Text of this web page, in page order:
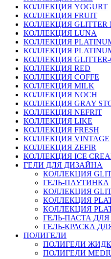
КОЛЛЕКЦИЯ YOGURT
КОЛЛЕКЦИЯ FRUIT
КОЛЛЕКЦИЯ GLITTER
КОЛЛЕКЦИЯ LUNA
КОЛЛЕКЦИЯ
КОЛЛЕКЦИЯ
КОЛЛЕКЦИЯ GLITTER-
КОЛЛЕКЦИЯ RED
КОЛЛЕКЦИЯ COFFE
КОЛЛЕКЦИЯ MILK
КОЛЛЕКЦИЯ NOCH
КОЛЛЕКЦИЯ GRAY
КОЛЛЕКЦИЯ NEFRIT
КОЛЛЕКЦИЯ LIKE
КОЛЛЕКЦИЯ FRESH
КОЛЛЕКЦИЯ VINTAGE
КОЛЛЕКЦИЯ ZEFIR
КОЛЛЕКЦИЯ ICE
ГЕЛИ ДЛЯ ДИЗАЙНА
КОЛЛЕКЦИЯ
ГЕЛЬ-ПАУТИНКА
КОЛЛЕКЦИЯ
КОЛЛЕКЦИЯ
КОЛЛЕКЦИЯ
ГЕЛЬ-ПАСТА
ГЕЛЬ-КРАСКА
ПОЛИГЕЛИ
ПОЛИГЕЛИ
ПОЛИГЕЛИ